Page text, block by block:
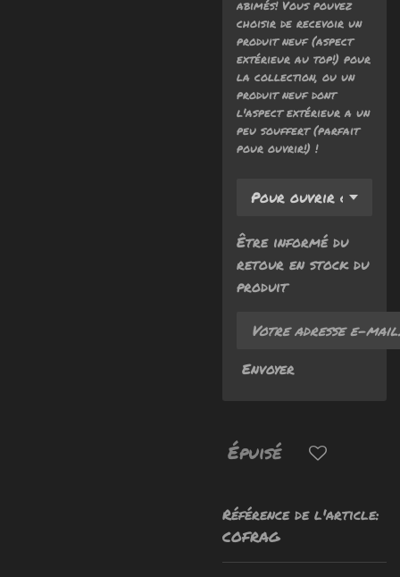
abimés! Vous pouvez
choisir de recevoir un
produit neuf (aspect
extérieur au top!) pour
la collection, ou un
produit neuf dont
l'aspect extérieur a un
peu souffert (parfait
pour ouvrir!) !
Être informé du
retour en stock du
produit
Envoyer
Épuisé
Référence de l'article:
COFRAG